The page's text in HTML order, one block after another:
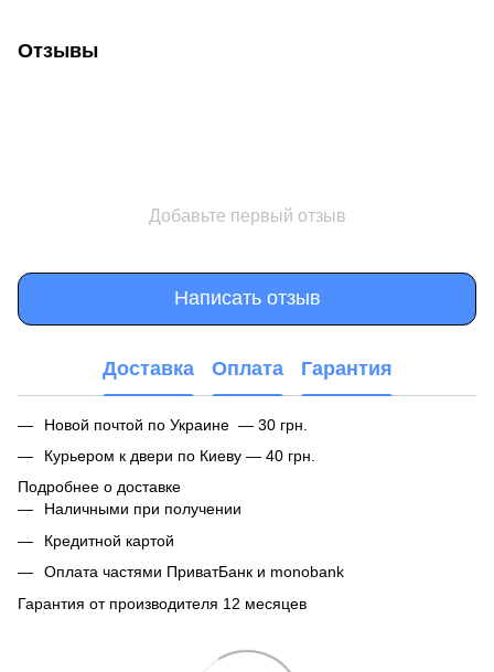
Отзывы
Добавьте первый отзыв
Написать отзыв
Доставка Оплата Гарантия
Новой почтой по Украине — 30 грн.
Курьером к двери по Киеву — 40 грн.
Подробнее о доставке
Наличными при получении
Кредитной картой
Оплата частями ПриватБанк и monobank
Гарантия от производителя 12 месяцев